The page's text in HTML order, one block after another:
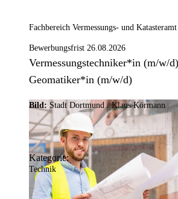
Fachbereich Vermessungs- und Katasteramt
Bewerbungsfrist 26.08.2026
Vermessungstechniker*in (m/w/
Geomatiker*in (m/w/d)
Bild: Stadt Dortmund / Klaus Körmann
Kategorie:
Technik